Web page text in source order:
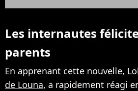
Les internautes
parents
En apprenant cette nouvelle,
de Louna, a rapidement réagi